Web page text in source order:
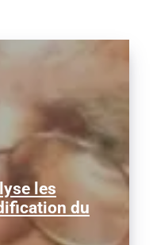
les
du
notre rubrique
d'idées, nous
accordé...